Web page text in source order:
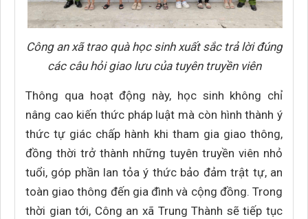
Công an xã trao quà học sinh xuất sắc trả lời đúng
các câu hỏi giao lưu của tuyên truyền viên
Thông qua hoạt động này, học sinh không chỉ
nâng cao kiến thức pháp luật mà còn hình thành ý
thức tự giác chấp hành khi tham gia giao thông,
đồng thời trở thành những tuyên truyền viên nhỏ
tuổi, góp phần lan tỏa ý thức bảo đảm trật tự, an
toàn giao thông đến gia đình và cộng đồng. Trong
thời gian tới, Công an xã Trung Thành sẽ tiếp tục